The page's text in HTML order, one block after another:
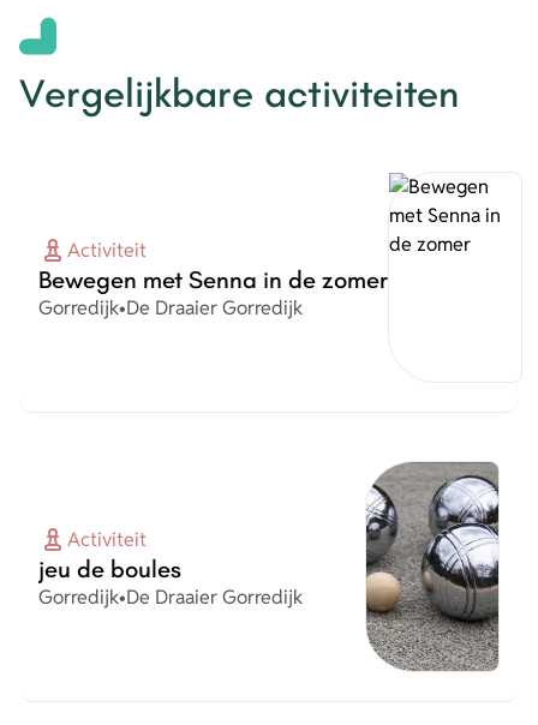
Vergelijkbare activiteiten
Activiteit
Bewegen met Senna in de zomer
Plaats
Gorredijk•Organisatie
De Draaier Gorredijk
Activiteit
jeu de boules
Plaats
Gorredijk•Organisatie
De Draaier Gorredijk